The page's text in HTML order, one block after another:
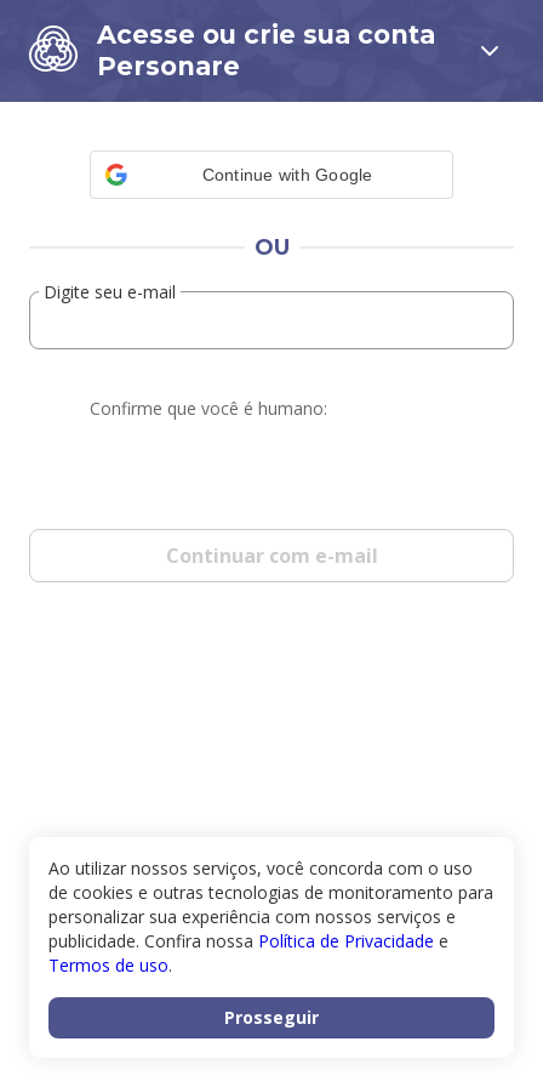
Acesse ou crie sua conta
Personare
Continue with Google
OU
Digite seu e-mail
Confirme que você é humano:
Continuar com e-mail